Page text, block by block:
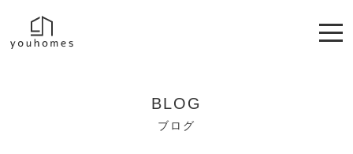
BLOG
ブログ